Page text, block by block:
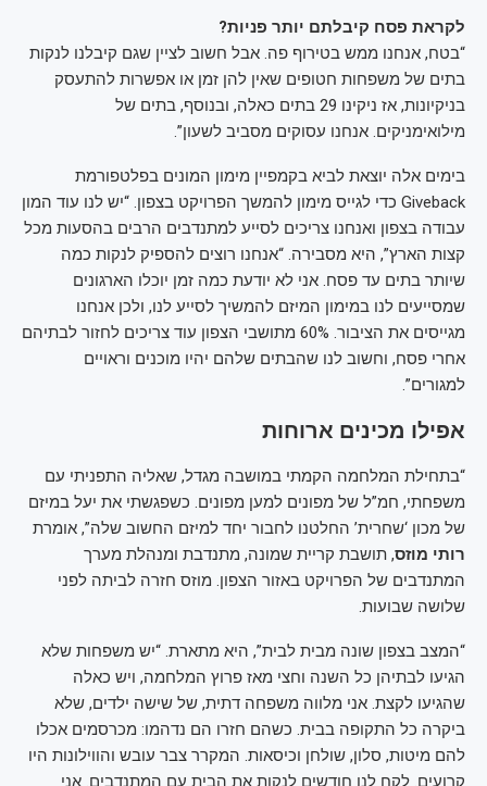
לקראת פסח קיבלתם יותר פניות?
“בטח, אנחנו ממש בטירוף פה. אבל חשוב לציין שגם קיבלנו לנקות
בתים של משפחות חטופים שאין להן זמן או אפשרות להתעסק
בניקיונות, אז ניקינו 29 בתים כאלה, ובנוסף, בתים של
מילואימניקים. אנחנו עסוקים מסביב לשעון”.
בימים אלה יוצאת לביא בקמפיין מימון המונים בפלטפורמת
Giveback כדי לגייס מימון להמשך הפרויקט בצפון. “יש לנו עוד המון
עבודה בצפון ואנחנו צריכים לסייע למתנדבים הרבים בהסעות מכל
קצות הארץ”, היא מסבירה. “אנחנו רוצים להספיק לנקות כמה
שיותר בתים עד פסח. אני לא יודעת כמה זמן יוכלו הארגונים
שמסייעים לנו במימון המיזם להמשיך לסייע לנו, ולכן אנחנו
מגייסים את הציבור. 60% מתושבי הצפון עוד צריכים לחזור לבתיהם
אחרי פסח, וחשוב לנו שהבתים שלהם יהיו מוכנים וראויים
למגורים”.
אפילו מכינים ארוחות
“בתחילת המלחמה הקמתי במושבה מגדל, שאליה התפניתי עם
משפחתי, חמ”ל של מפונים למען מפונים. כשפגשתי את יעל במיזם
של מכון ‘שחרית’ החלטנו לחבור יחד למיזם החשוב שלה”, אומרת
רותי מוזס, תושבת קריית שמונה, מתנדבת ומנהלת מערך
המתנדבים של הפרויקט באזור הצפון. מוזס חזרה לביתה לפני
שלושה שבועות.
“המצב בצפון שונה מבית לבית”, היא מתארת. “יש משפחות שלא
הגיעו לבתיהן כל השנה וחצי מאז פרוץ המלחמה, ויש כאלה
שהגיעו לקצת. אני מלווה משפחה דתית, של שישה ילדים, שלא
ביקרה כל התקופה בבית. כשהם חזרו הם נדהמו: מכרסמים אכלו
להם מיטות, סלון, שולחן וכיסאות. המקרר צבר עובש והווילונות היו
קרועים. לקח לנו חודשים לנקות את הבית עם המתנדבים. אני